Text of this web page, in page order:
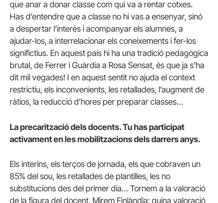
que anar a donar classe com qui va a rentar cotxes.
Has d’entendre que a classe no hi vas a ensenyar, sinó
a despertar l’interès i acompanyar els alumnes, a
ajudar-los, a interrelacionar els coneixements i fer-los
significtius. En aquest país hi ha una tradició pedagògica
brutal, de Ferrer i Guàrdia a Rosa Sensat, és que ja s’ha
dit mil vegades! I en aquest sentit no ajuda el context
restrictiu, els inconvenients, les retallades, l’augment de
ràtios, la reducció d’hores per preparar classes…
La precarització dels docents. Tu has participat
activament en les mobilitzacions dels darrers anys.
Els interins, els terços de jornada, els que cobraven un
85% del sou, les retallades de plantilles, les no
substitucions des del primer dia… Tornem a la valoració
de la figura del docent. Mirem Finlàndia: quina valoració